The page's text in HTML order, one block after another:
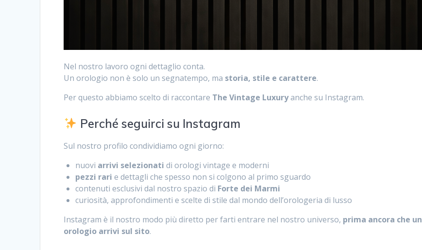
Nel nostro lavoro ogni dettaglio conta.
Un orologio non è solo un segnatempo, ma storia, stile e carattere.
Per questo abbiamo scelto di raccontare The Vintage Luxuryanche su Instagram.
Perché seguirci su Instagram
Sul nostro profilo condividiamo ogni giorno:
nuovi arrivi selezionati di orologi vintage e moderni
pezzi rari e dettagli che spesso non si colgono al primo sguardo
contenuti esclusivi dal nostro spazio di Forte dei Marmi
curiosità, approfondimenti e scelte di stile dal mondo dell’orologeria di lusso
Instagram è il nostro modo più diretto per farti entrare nel nostro universo, prima ancora che un
orologio arrivi sul sito.